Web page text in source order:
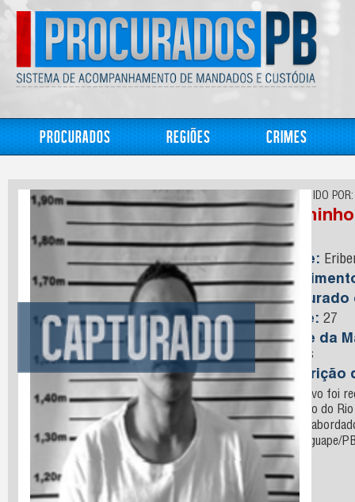
Procurados Regiões Crimes
CONHECIDO POR:
Buchinho
Nome:
Capturado
Idade: 27
Nome da
Santos
Descrição
O fugitivo foi
o estado do
que foi
Mamanguape/